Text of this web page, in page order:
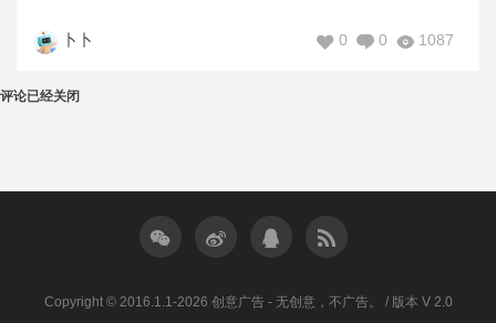
卜卜 1087
0
0
评论已经关闭
Copyright © 2016.1.1-2026 创意广告 - 无创意，不广告。 / 版本 V 2.0